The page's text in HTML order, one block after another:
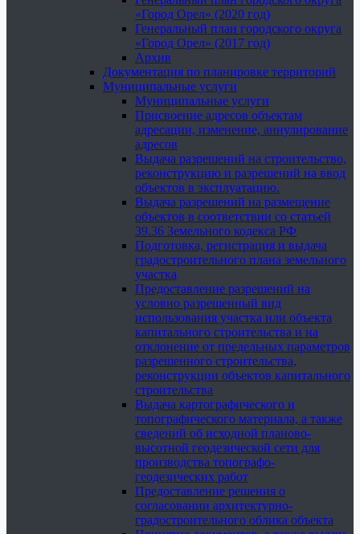
«Город Орел» (2020 год)
Генеральный план городского округа
«Город Орел» (2017 год)
Архив
Документация по планировке территорий
Муниципальные услуги
Муниципальные услуги
Присвоение адресов объектам
адресации, изменение, аннулирование
адресов
Выдача разрешений на строительство,
реконструкцию и разрешений на ввод
объектов в эксплуатацию.
Выдача разрешений на размещение
объектов в соответствии со статьей
39.36 Земельного кодекса РФ
Подготовка, регистрация и выдача
градостроительного плана земельного
участка
Предоставление разрешений на
условно разрешенный вид
использования участка или объекта
капитального строительства и на
отклонение от предельных параметров
разрешенного строительства,
реконструкции объектов капитального
строительства
Выдача картографического и
топографического материала, а также
сведений об исходной планово-
высотной геодезической сети для
производства топографо-
геодезических работ
Предоставление решения о
согласовании архитектурно-
градостроительного облика объекта